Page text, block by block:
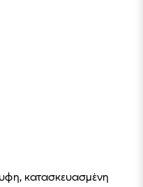
κατασκευασμένη